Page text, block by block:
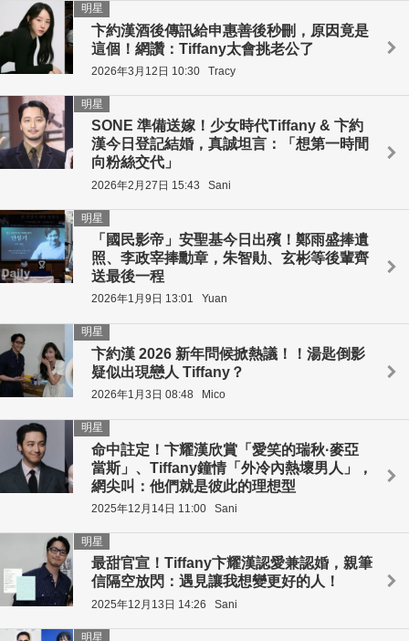
卞約漢酒後傳訊給申惠善後秒刪，原因竟是
這個！網讚：Tiffany太會挑老公了
明星
2026年3月12日 10:30 Tracy
SONE 準備送嫁！少女時代Tiffany & 卞約
漢今日登記結婚，真誠坦言：「想第一時間
向粉絲交代」
明星
2026年2月27日 15:43 Sani
「國民影帝」安聖基今日出殯！鄭雨盛捧遺
照、李政宰捧勳章，朱智勛、玄彬等後輩齊
送最後一程
明星
2026年1月9日 13:01 Yuan
卞約漢 2026 新年問候掀熱議！！湯匙倒影
疑似出現戀人 Tiffany？
明星
2026年1月3日 08:48 Mico
命中註定！卞耀漢欣賞「愛笑的瑞秋·麥亞
當斯」、Tiffany鐘情「外冷內熱壞男人」，
網尖叫：他們就是彼此的理想型
明星
2025年12月14日 11:00 Sani
最甜官宣！Tiffany卞耀漢認愛兼認婚，親筆
信隔空放閃：遇見讓我想變更好的人！
明星
2025年12月13日 14:26 Sani
明星